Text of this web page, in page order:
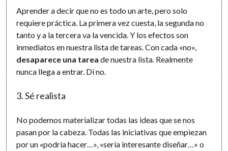
Aprender a decir que no es todo un arte, pero solo
requiere práctica. La primera vez cuesta, la segunda no
tanto y a la tercera va la vencida. Y los efectos son
inmediatos en nuestra lista de tareas. Con cada «no»,
desaparece una tarea de nuestra lista. Realmente
nunca llega a entrar. Di no.
3. Sé realista
No podemos materializar todas las ideas que se nos
pasan por la cabeza. Todas las iniciativas que empiezan
por un «podría hacer…», «sería interesante diseñar…» o